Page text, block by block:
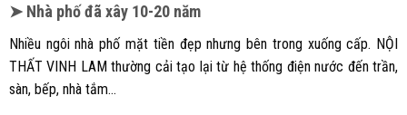
➤ Nhà phố đã xây 10-20 năm
Nhiều ngôi nhà phố mặt tiền đẹp nhưng bên trong xuống cấp. NỘI
THẤT VINH LAM thường cải tạo lại từ hệ thống điện nước đến trần,
sàn, bếp, nhà tắm…